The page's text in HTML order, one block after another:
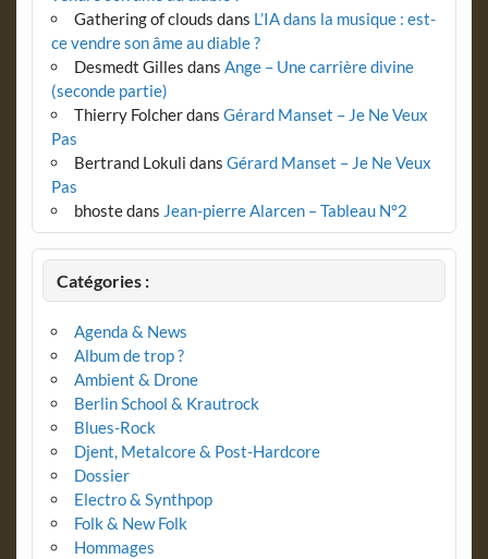
Gathering of clouds dans L’IA dans la musique : est-
ce vendre son âme au diable ?
Desmedt Gilles dans Ange – Une carrière divine
(seconde partie)
Thierry Folcherdans Gérard Manset – Je Ne Veux
Pas
Bertrand Lokuli dans Gérard Manset – Je Ne Veux
Pas
bhostedans Jean-pierre Alarcen – Tableau N°2
Catégories :
Agenda & News
Album de trop ?
Ambient & Drone
Berlin School & Krautrock
Blues-Rock
Djent, Metalcore & Post-Hardcore
Dossier
Electro & Synthpop
Folk & New Folk
Hommages